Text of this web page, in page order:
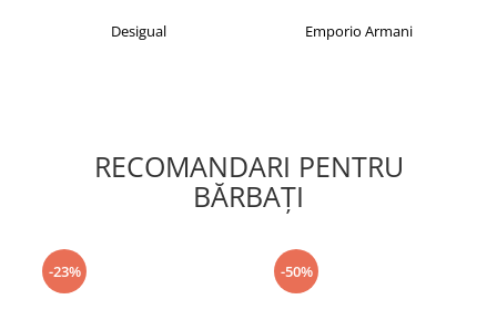
Desigual Emporio Armani
RECOMANDARI PENTRU
BĂRBAŢI
-23% -50%